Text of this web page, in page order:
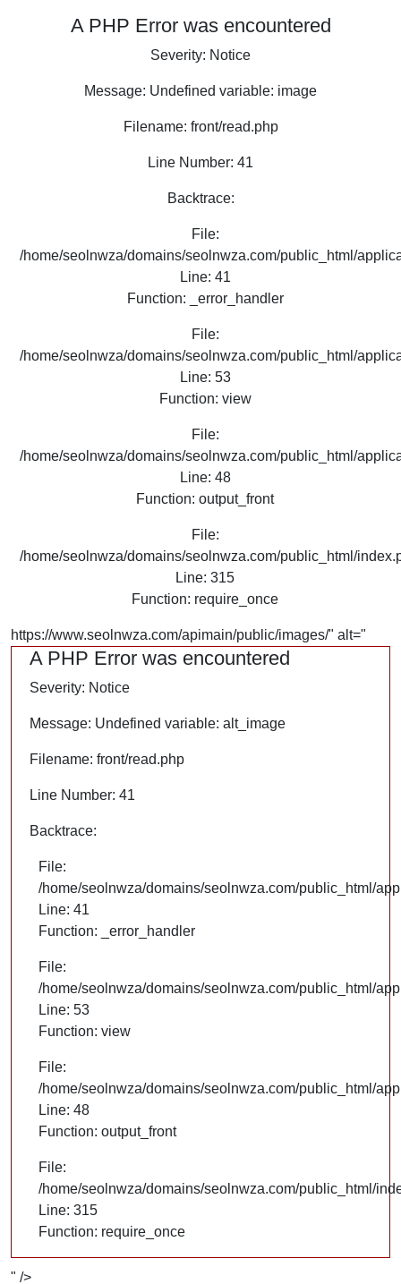
A PHP Error was encountered
Severity: Notice
Message: Undefined variable: image
Filename: front/read.php
Line Number: 41
Backtrace:
File:
/home/seolnwza/domains/seolnwza.com/public_html/
Line: 41
Function: _error_handler
File:
/home/seolnwza/domains/seolnwza.com/public_html/
Line: 53
Function: view
File:
/home/seolnwza/domains/seolnwza.com/public_html/
Line: 48
Function: output_front
File:
/home/seolnwza/domains/seolnwza.com/public_html/
Line: 315
Function: require_once
https://www.seolnwza.com/apimain/public/images/" alt="
A PHP Error was encountered
Severity: Notice
Message: Undefined variable: alt_image
Filename: front/read.php
Line Number: 41
Backtrace:
File:
/home/seolnwza/domains/seolnwza.com/public_html/
Line: 41
Function: _error_handler
File:
/home/seolnwza/domains/seolnwza.com/public_html/
Line: 53
Function: view
File:
/home/seolnwza/domains/seolnwza.com/public_html/
Line: 48
Function: output_front
File:
/home/seolnwza/domains/seolnwza.com/public_html/
Line: 315
Function: require_once
" />